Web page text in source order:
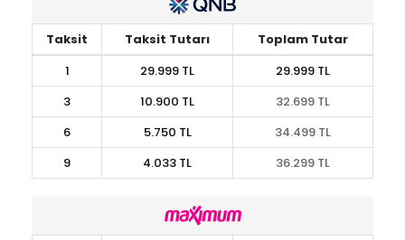
Taksit Taksit Tutarı
Toplam Tutar
1
29.999 TL
29.999 TL
3
10.900 TL
32.699 TL
6
5.750 TL
34.499 TL
9
4.033 TL 36.299 TL